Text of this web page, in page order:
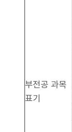
부전공 과목
표기